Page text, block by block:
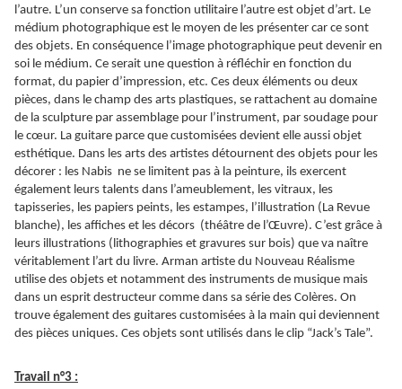
l’autre. L’un conserve sa fonction utilitaire l’autre est objet d’art. Le
médium photographique est le moyen de les présenter car ce sont
des objets. En conséquence l’image photographique peut devenir en
soi le médium. Ce serait une question à réfléchir en fonction du
format, du papier d’impression, etc. Ces deux éléments ou deux
pièces, dans le champ des arts plastiques, se rattachent au domaine
de la sculpture par assemblage pour l’instrument, par soudage pour
le cœur. La guitare parce que customisées devient elle aussi objet
esthétique. Dans les arts des artistes détournent des objets pour les
décorer : les Nabis ne se limitent pas à la peinture, ils exercent
également leurs talents dans l’ameublement, les vitraux, les
tapisseries, les papiers peints, les estampes, l’illustration (La Revue
blanche), les affiches et les décors (théâtre de l’Œuvre). C’est grâce à
leurs illustrations (lithographies et gravures sur bois) que va naître
véritablement l’art du livre. Arman artiste du Nouveau Réalisme
utilise des objets et notamment des instruments de musique mais
dans un esprit destructeur comme dans sa série des Colères. On
trouve également des guitares customisées à la main qui deviennent
des pièces uniques. Ces objets sont utilisés dans le clip “Jack’s Tale”.
Travail n°3 :